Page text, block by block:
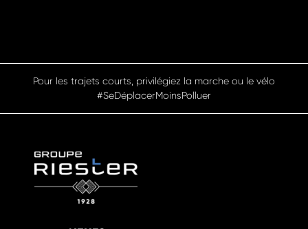
Pensez à covoiturer #SeDéplacerMoinsPolluer